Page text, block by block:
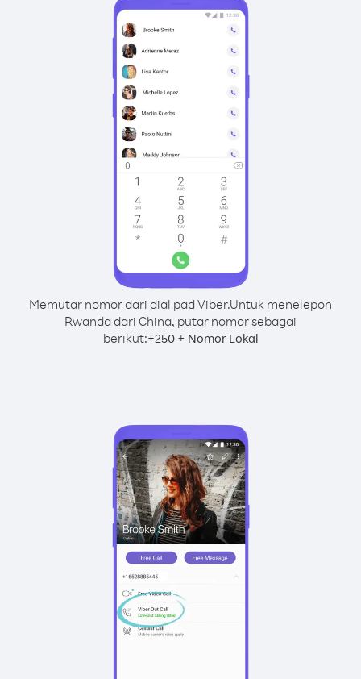
Memutar nomor dari dial pad Viber.Untuk menelepon
Rwanda dari China, putar nomor sebagai
berikut:+250+ Nomor Lokal